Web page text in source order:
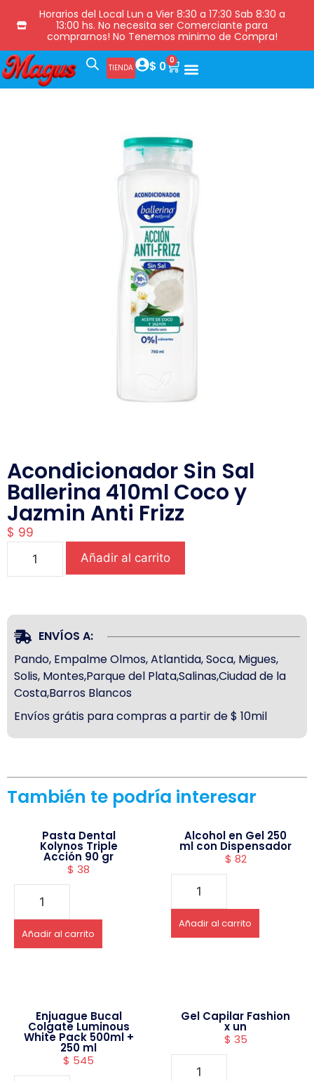
Horarios del Local Lun a Vier 8:30 a 17:30 Sab 8:30 a
13:00 hs. No necesita ser Comerciante para
comprarnos! No Tenemos minimo de Compra!
TIENDA $ 0 0
Acondicionador Sin Sal
Ballerina 410ml Coco y
Jazmin Anti Frizz
$ 99
Añadir al carrito
ENVÍOS A:
Pando, Empalme Olmos, Atlantida, Soca, Migues,
Solis, Montes,Parque del Plata,Salinas,Ciudad de la
Costa,Barros Blancos
Envíos grátis para compras a partir de $ 10mil
También te podría interesar
Pasta Dental
Kolynos Triple
Acción 90 gr
$ 38
Añadir al carrito
Alcohol en Gel 250
ml con Dispensador
$ 82
Añadir al carrito
Enjuague Bucal
Colgate Luminous
White Pack 500ml +
250 ml
$ 545
Gel Capilar Fashion
x un
$ 35